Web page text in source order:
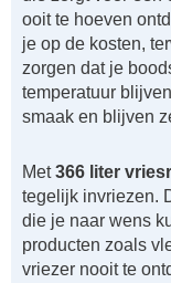
ooit te hoeven
je op de kosten,
zorgen dat je
temperatuur
smaak en blijven
Met366 liter
tegelijk invriezen.
die je naar wens
producten zoals
vriezer nooit te